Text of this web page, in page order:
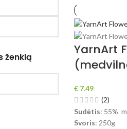
ženklą
YarnArt
€7.49
(2)
Sudėtis: 55%
Svoris: 250g